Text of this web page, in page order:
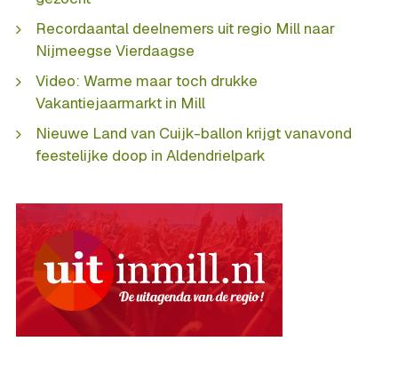
Recordaantal deelnemers uit regio Mill naar
Nijmeegse Vierdaagse
Video: Warme maar toch drukke
Vakantiejaarmarkt in Mill
Nieuwe Land van Cuijk-ballon krijgt vanavond
feestelijke doop in Aldendrielpark